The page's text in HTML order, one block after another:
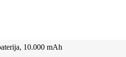
10.000 mAh